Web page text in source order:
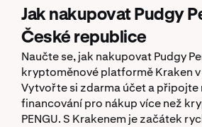
Jak nakupovat Pudgy
České republice
Naučte se, jak nakupovat Pudgy
kryptoměnové platformě Kraken
Vytvořte si zdarma účet a připojte
financování pro nákup více než
PENGU. S Krakenem je začátek